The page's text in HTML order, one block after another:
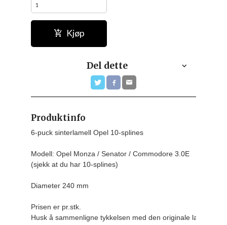
Kjøp
Del dette
Produktinfo
6-puck sinterlamell Opel 10-splines
Modell: Opel Monza / Senator / Commodore 3.0E
(sjekk at du har 10-splines)
Diameter 240 mm
Prisen er pr.stk.
Husk å sammenligne tykkelsen med den originale lamellen